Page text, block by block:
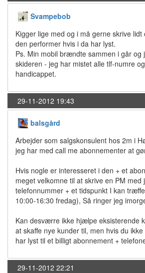
Svampebob
Kigger lige med og i må gerne skrive
den performer hvis i da har lyst.
Ps. Min mobil brændte sammen i går og
skideren - jeg har mistet alle tlf-numre
handicappet.
29-11-2012 19:43
balsgård
Arbejder som salgskonsulent hos 2m i
jeg har med call me abonnementer at
Hvis nogle er interesseret i den + et
meget velkomne til at skrive en PM med
telefonnummer + et tidspunkt I kan
10:00-16:30 fredag), Så ringer jeg
Kan desværre ikke hjælpe eksisterende
at skaffe nye kunder til, men hvis du
har lyst til et billigt abonnement +
29-11-2012 22:21